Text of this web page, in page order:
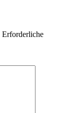
Erforderliche